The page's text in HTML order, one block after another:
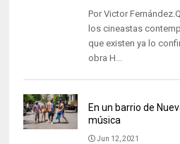
Por Victor
los cineastas
que existen ya lo
obra H...
En un barrio de
música
Jun 12, 2021